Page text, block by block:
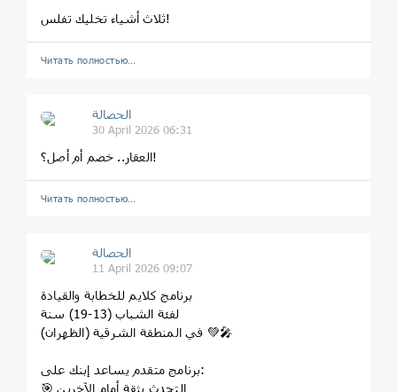
ثلاث أشياء تخليك تفلس!
Читать полностью…
الحصالة
30 April 2026 06:31
العقار.. خصم أم أصل؟!
Читать полностью…
الحصالة
11 April 2026 09:07
برنامج كلايم للخطابة والقيادة
لفئة الشباب (13-19) سنة
في المنطقة الشرقية (الظهران) 💚🎤
برنامج متقدم يساعد إبنك على:
🎯 التحدث بثقة أمام الآخرين